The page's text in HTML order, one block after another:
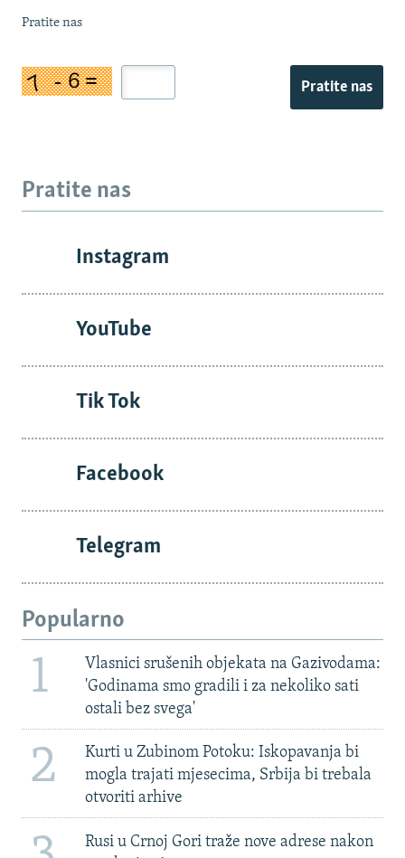
Pratite nas
Pratite nas
Pratite nas
Instagram
YouTube
Tik Tok
Facebook
Telegram
Popularno
1
Vlasnici srušenih objekata na Gazivodama:
'Godinama smo gradili i za nekoliko sati
ostali bez svega'
2
Kurti u Zubinom Potoku: Iskopavanja bi
mogla trajati mjesecima, Srbija bi trebala
otvoriti arhive
Rusi u Crnoj Gori traže nove adrese nakon